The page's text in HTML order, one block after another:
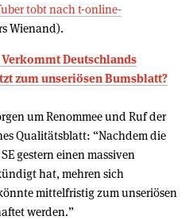
tobt nach t-online-
Wienand).
Deutschlands
zum unseriösen Bumsblatt?
um Renommee und Ruf der
Qualitätsblatt: “Nachdem die
gestern einen massiven
hat, mehren sich
mittelfristig zum unseriösen
werden.”